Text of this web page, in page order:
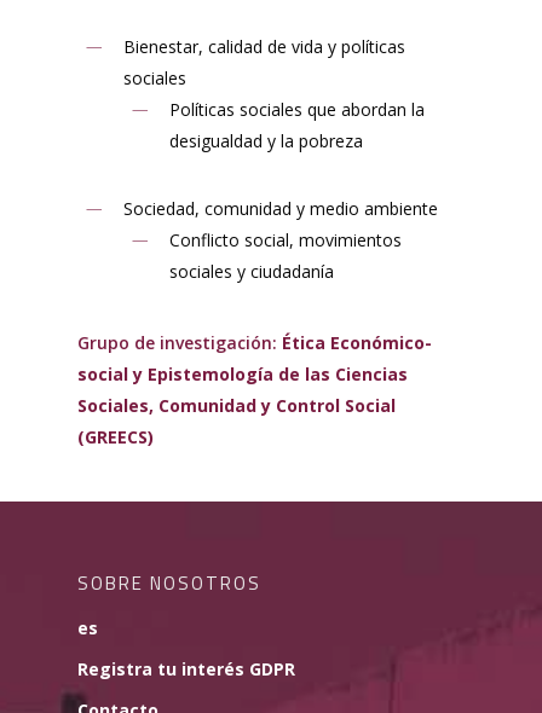
Bienestar, calidad de vida y políticas
sociales
Políticas sociales que abordan la
desigualdad y la pobreza
Sociedad, comunidad y medio ambiente
Conflicto social, movimientos
sociales y ciudadanía
Grupo de investigación: Ética Económico-
social y Epistemología de las Ciencias
Sociales, Comunidad y Control Social
(GREECS)
SOBRE NOSOTROS
es
Registra tu interés GDPR